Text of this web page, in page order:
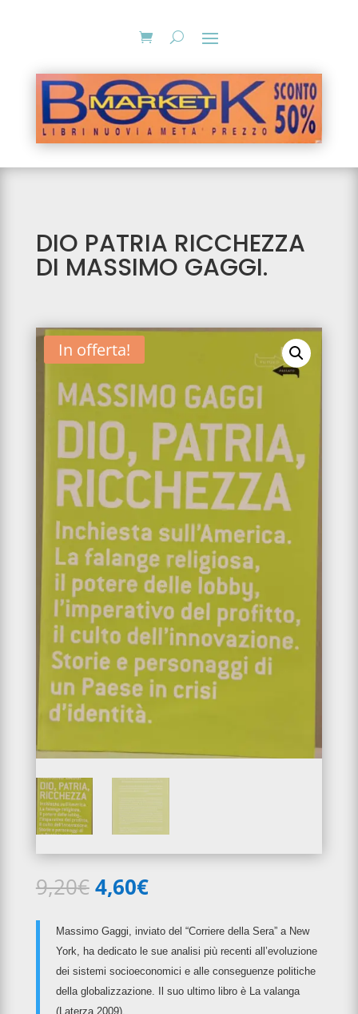
DIO PATRIA RICCHEZZA
DI MASSIMO GAGGI.
In offerta!
9,20€ Il
prezzo
originale
era:
9,20€.
4,60€Il
prezzo
attuale
è:
4,60€.
Massimo Gaggi, inviato del “Corriere della Sera” a New
York, ha dedicato le sue analisi più recenti all’evoluzione
dei sistemi socioeconomici e alle conseguenze politiche
della globalizzazione. Il suo ultimo libro è La valanga
(Laterza 2009).